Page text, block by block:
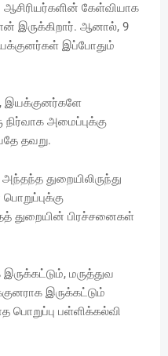
ஆசிரியர்களின் கேள்வியாக
இருக்கிறார். ஆனால், 9
இப்போதும்
இயக்குனர்களே
அமைப்புக்கு
தவறு.
துறையிலிருந்து
துறையின் பிரச்சனைகள்
இருக்கட்டும், மருத்துவ
இருக்கட்டும்
பொறுப்பு பள்ளிக்கல்வி